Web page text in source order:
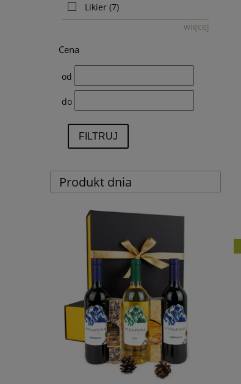
Likier (7)
więcej
Cena
od
do
FILTRUJ
Produkt dnia